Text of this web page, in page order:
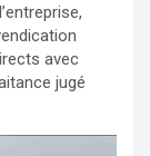
avec
jugé